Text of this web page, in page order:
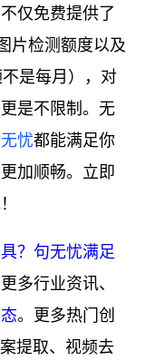
仅免费提供了
片检测额度以及
是每月），对
是不限制。无
忧都能满足你
加顺畅。立即
？句无忧满足
多行业资讯、
。更多热门创
提取、视频去